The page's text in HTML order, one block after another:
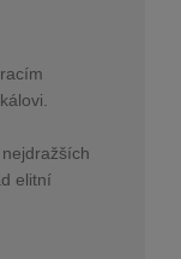
elitní